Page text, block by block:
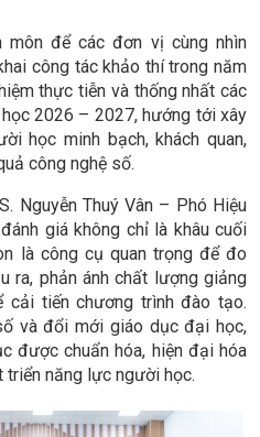
môn để các đơn vị cùng nhìn
công tác khảo thí trong năm
thực tiễn và thống nhất các
2026 – 2027, hướng tới xây
học minh bạch, khách quan,
công nghệ số.
Nguyễn Thuý Vân – Phó Hiệu
giá không chỉ là khâu cuối
là công cụ quan trọng để đo
ra, phản ánh chất lượng giảng
tiến chương trình đào tạo.
và đổi mới giáo dục đại học,
được chuẩn hóa, hiện đại hóa
năng lực người học.